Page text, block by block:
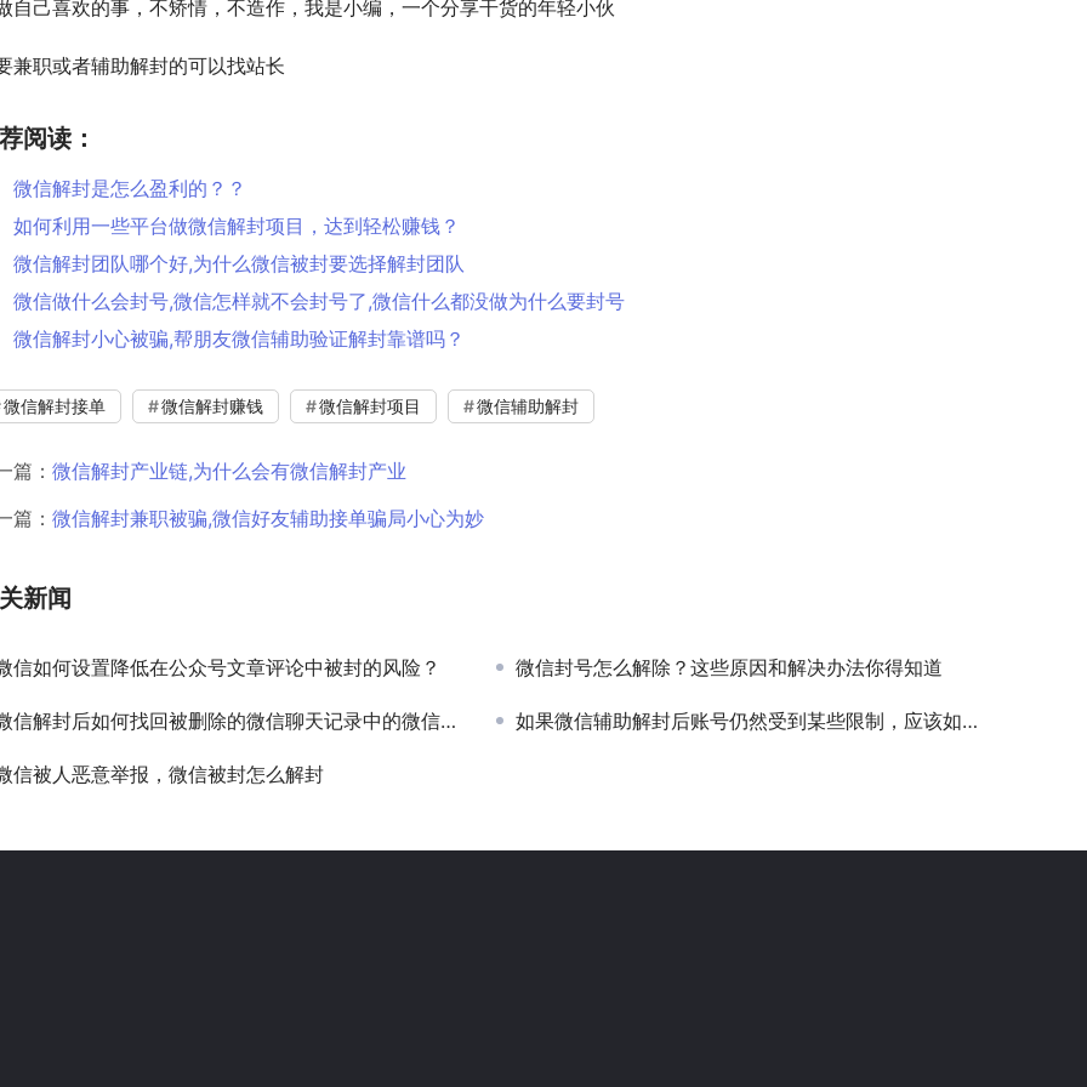
自己喜欢的事，不矫情，不造作，我是小编，一个分享干货的年轻小伙
兼职或者辅助解封的可以找站长
阅读：
微信解封是怎么盈利的？？
如何利用一些平台做微信解封项目，达到轻松赚钱？
微信解封团队哪个好,为什么微信被封要选择解封团队
微信做什么会封号,微信怎样就不会封号了,微信什么都没做为什么要封号
微信解封小心被骗,帮朋友微信辅助验证解封靠谱吗？
微信解封接单 微信解封赚钱 微信解封项目 微信辅助解封
篇： 微信解封产业链,为什么会有微信解封产业
篇： 微信解封兼职被骗,微信好友辅助接单骗局小心为妙
新闻
信如何设置降低在公众号文章评论中被封的风险？ 微信封号怎么解除？这些原因和解决办法你得知道
信解封后如何找回被删除的微信聊天记录中的微信公众号客服消息 如果微信辅助解封后账号仍然受到某些限制，应该如何进一步了解限制原因？
信被人恶意举报，微信被封怎么解封